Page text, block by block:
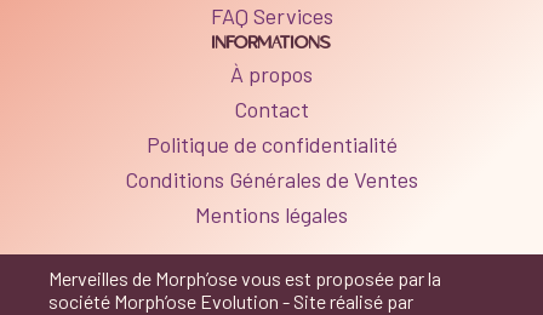
FAQ Services
INFORMATIONS
À propos
Contact
Politique de confidentialité
Conditions Générales de Ventes
Mentions légales
Merveilles de Morph’ose vous est proposée par la
société Morph’ose Evolution - Site réalisé par